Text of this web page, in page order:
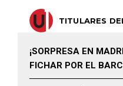
TITULARES
¡SORPRESA EN
FICHAR POR EL